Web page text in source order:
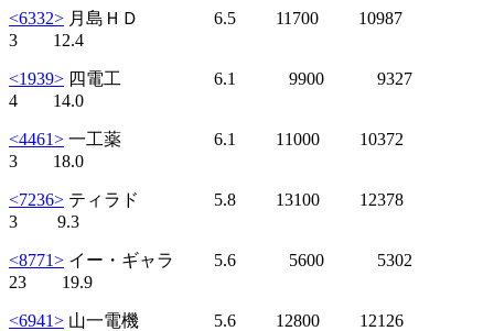
<6332> 月島ＨＤ 6.5 11700 10987
3 12.4
<1939> 四電工 6.1 9900 9327
4 14.0
<4461> 一工薬 6.1 11000 10372
3 18.0
<7236> ティラド 5.8 13100 12378
3 9.3
<8771> イー・ギャラ 5.6 5600 5302
23 19.9
<6941> 山一電機 5.6 12800 12126